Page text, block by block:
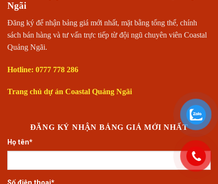
Ngãi
Đăng ký để nhận bảng giá mới nhất, mặt bằng tổng thể, chính
sách bán hàng và tư vấn trực tiếp từ đội ngũ chuyên viên Coastal
Quảng Ngãi.
Hotline: 0777 778 286
Trang chủ dự án Coastal Quảng Ngãi
ĐĂNG KÝ NHẬN BẢNG GIÁ MỚI NHẤT
Họ tên*